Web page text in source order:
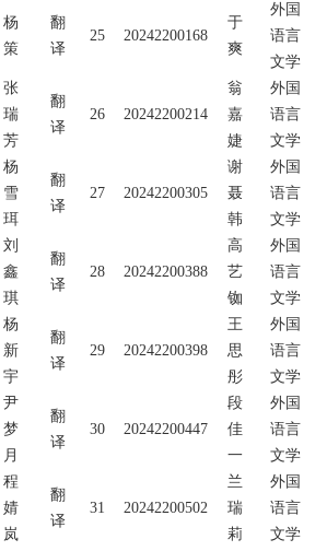
杨
策
翻
译
25 20242200168
于
爽
外国
语言
文学
张
瑞
芳
翻
译
26 20242200214
翁
嘉
婕
外国
语言
文学
杨
雪
珥
翻
译
27 20242200305
谢
聂
韩
外国
语言
文学
刘
鑫
琪
翻
译
28 20242200388
高
艺
铷
外国
语言
文学
杨
新
宇
翻
译
29 20242200398
王
思
彤
外国
语言
文学
尹
梦
月
翻
译
30 20242200447
段
佳
一
外国
语言
文学
程
婧
岚
翻
译
31 20242200502
兰
瑞
莉
外国
语言
文学